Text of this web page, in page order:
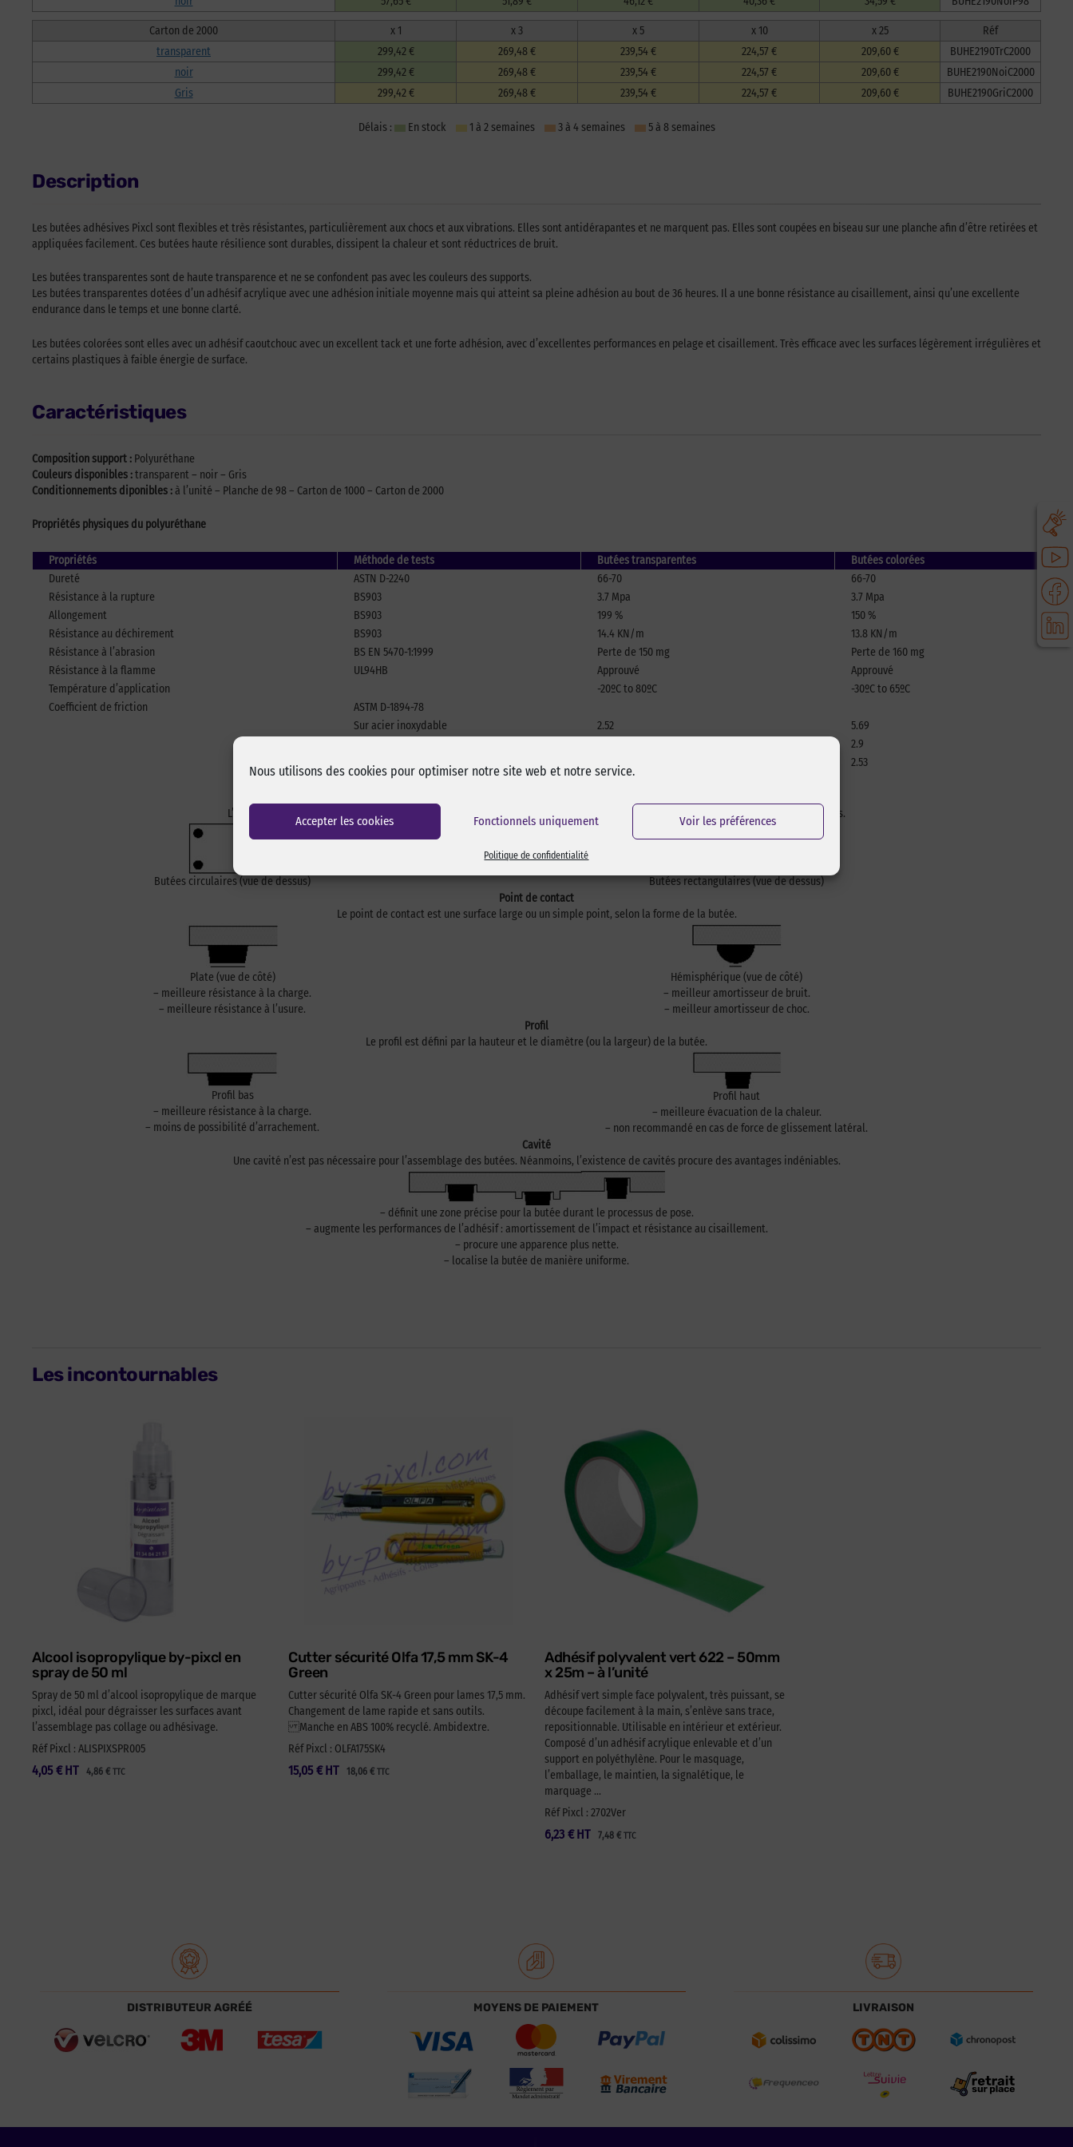
Nous utilisons des cookies pour optimiser notre site web et notre service.
Accepter les cookies Fonctionnels uniquement Voir les préférences
Politique de confidentialité
Carton de 2000 x 1 x 3 x 5 x 10 x 25
Réf
transparent
299,42 € 269,48 € 239,54 € 224,57 € 209,60 €
BUHE2190TrC2000
noir
299,42 € 269,48 € 239,54 € 224,57 € 209,60 €
BUHE2190NoiC2000
Gris
299,42 € 269,48 € 239,54 € 224,57 € 209,60 € BUHE2190GriC2000
Délais : En stock 1 à 2 semaines 3 à 4 semaines 5 à 8 semaines
Description
Les butées adhésives Pixcl sont flexibles et très résistantes, particulièrement aux chocs et aux vibrations. Elles sont antidérapantes et ne marquent pas. Elles sont coupées en biseau sur une planche afin d’être retirées et
appliquées facilement. Ces butées haute résilience sont durables, dissipent la chaleur et sont réductrices de bruit.
Les butées transparentes sont de haute transparence et ne se confondent pas avec les couleurs des supports.
Les butées transparentes dotées d’un adhésif acrylique avec une adhésion initiale moyenne mais qui atteint sa pleine adhésion au bout de 36 heures. Il a une bonne résistance au cisaillement, ainsi qu’une excellente
endurance dans le temps et une bonne clarté.
Les butées colorées sont elles avec un adhésif caoutchouc avec un excellent tack et une forte adhésion, avec d’excellentes performances en pelage et cisaillement. Très efficace avec les surfaces légèrement irrégulières et
certains plastiques à faible énergie de surface.
Caractéristiques
Composition support : Polyuréthane
Couleurs disponibles :transparent – noir – Gris
Conditionnements diponibles :à l’unité – Planche de 98 – Carton de 1000 – Carton de 2000
Propriétés physiques du polyuréthane
Propriétés Méthode de tests Butées transparentes
Butées colorées
Dureté
ASTN D-2240 66-70
66-70
Résistance à la rupture
BS903 3.7 Mpa
3.7 Mpa
Allongement
BS903 199 %
150 %
Résistance au déchirement
BS903 14.4 KN/m
13.8 KN/m
Résistance à l’abrasion
BS EN 5470-1:1999 Perte de 150 mg
Perte de 160 mg
Résistance à la flamme
UL94HB Approuvé
Approuvé
Température d’application
-20ºC to 80ºC
-30ºC to 65ºC
Coefficient de friction
ASTM D-1894-78
Sur acier inoxydable
2.52
5.69
2.9
Polystyrène HD
2.53
L’alignement est plus facile avec des butées rondes ou cynlidriques qu’avec des butées rectangulaires lorsqu’il n’existe pas de cavités.
Butées circulaires (vue de dessus)
Butées rectangulaires (vue de dessus)
Point de contact
Le point de contact est une surface large ou un simple point, selon la forme de la butée.
Plate (vue de côté)
– meilleure résistance à la charge.
– meilleure résistance à l’usure.
Hémisphérique (vue de côté)
– meilleur amortisseur de bruit.
– meilleur amortisseur de choc.
Profil
Le profil est défini par la hauteur et le diamètre (ou la largeur) de la butée.
Profil bas
– meilleure résistance à la charge.
– moins de possibilité d’arrachement.
Profil haut
– meilleure évacuation de la chaleur.
– non recommandé en cas de force de glissement latéral.
Cavité
Une cavité n’est pas nécessaire pour l’assemblage des butées. Néanmoins, l’existence de cavités procure des avantages indéniables.
– définit une zone précise pour la butée durant le processus de pose.
– augmente les performances de l’adhésif : amortissement de l’impact et résistance au cisaillement.
– procure une apparence plus nette.
– localise la butée de manière uniforme.
Les incontournables
Alcool isopropylique by-pixcl en
spray de 50 ml
Spray de 50 ml d’alcool isopropylique de marque
pixcl, idéal pour dégraisser les surfaces avant
l’assemblage pas collage ou adhésivage.
Réf Pixcl : ALISPIXSPR005
4,05 € 4,86 € TTC
HT
Cutter sécurité Olfa 17,5 mm SK-4
Green
Cutter sécurité Olfa SK-4 Green pour lames 17,5 mm.
Changement de lame rapide et sans outils.
Manche en ABS 100% recyclé. Ambidextre.
Réf Pixcl : OLFA175SK4
15,05 € 18,06 € TTC
HT
Adhésif polyvalent vert 622 – 50mm
x 25m – à l’unité
Adhésif vert simple face polyvalent, très puissant, se
découpe facilement à la main, s’enlève sans trace,
repositionnable. Utilisable en intérieur et extérieur.
Composé d’un adhésif acrylique enlevable et d’un
support en polyéthylène. Pour le masquage,
l’emballage, le maintien, la signalétique, le
marquage …
Réf Pixcl : 2702Ver
6,23 € 7,48 € TTC
HT
DISTRIBUTEUR AGRÉÉ MOYENS DE PAIEMENT LIVRAISON